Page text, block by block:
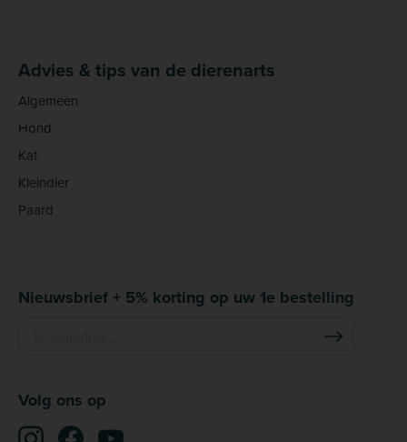
Advies & tips van de dierenarts
Algemeen
Hond
Kat
Kleindier
Paard
Nieuwsbrief + 5% korting op uw 1e bestelling
Volg ons op